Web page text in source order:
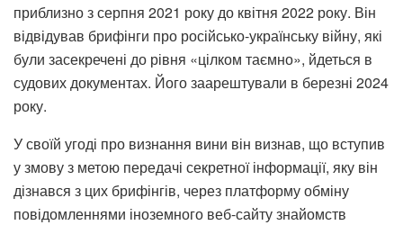
приблизно з серпня 2021 року до квітня 2022 року. Він
відвідував брифінги про російсько-українську війну, які
були засекречені до рівня «цілком таємно», йдеться в
судових документах. Його заарештували в березні 2024
року.
У своїй угоді про визнання вини він визнав, що вступив
у змову з метою передачі секретної інформації, яку він
дізнався з цих брифінгів, через платформу обміну
повідомленнями іноземного веб-сайту знайомств